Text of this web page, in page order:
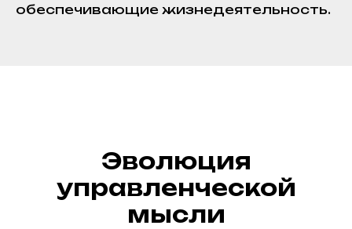
обеспечивающие жизнедеятельность.
Эволюция
управленческой
мысли